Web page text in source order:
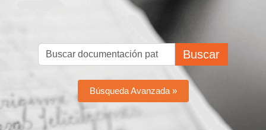
Buscar
Búsqueda Avanzada »